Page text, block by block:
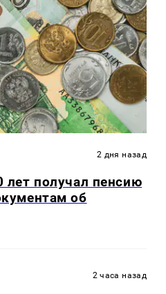
2 дня назад
получал пенсию
об
2 часа назад